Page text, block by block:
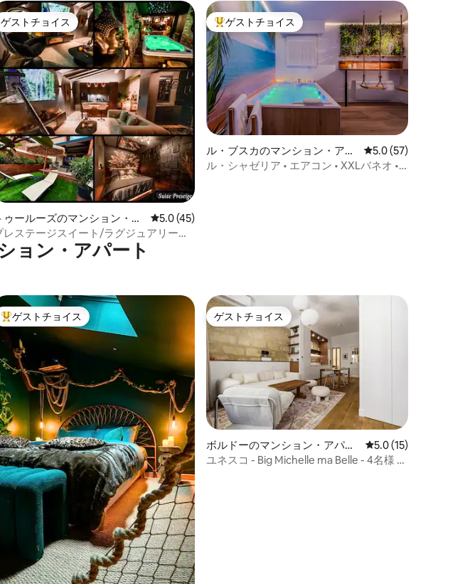
5つ星中4.94つ星の平均評価
ゲストチョイス
ゲストチョイス
ゥールーズのマンション・ア
ート
レビュー45件、5つ星中5.0つ星の平均評価
5.0 (45)
レステージスイート/ラグジュアリール
フトップジャグジー
大好評のゲストチョイスです。
ゲストチョイス
ル・ブスカのマンション・アパ
ート
レビュー57件、5つ
5.0 (57)
ル・シャゼリア • エアコン • XXLバネオ •
ョン・アパート
5つ星中4.89つ星の平均評価
大好評のゲストチョイスです。
ゲストチョイス ゲストチョイス
ゲストチョイス
ボルドーのマンション・アパー
ト
レビュー15件、5つ
5.0 (15)
ユネスコ - Big Michelle ma Belle - 4名様 -